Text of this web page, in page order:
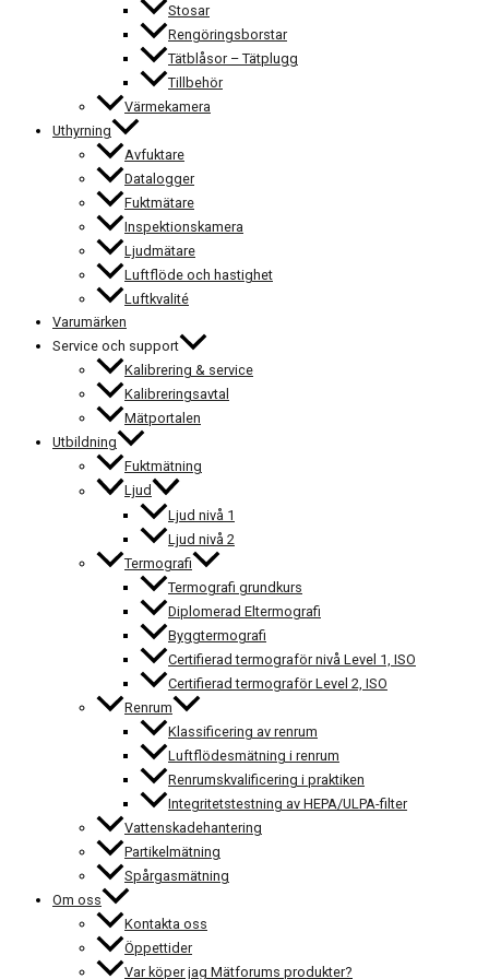
Stosar
Rengöringsborstar
Tätblåsor – Tätplugg
Tillbehör
Värmekamera
Uthyrning
Avfuktare
Datalogger
Fuktmätare
Inspektionskamera
Ljudmätare
Luftflöde och hastighet
Luftkvalité
Varumärken
Service och support
Kalibrering & service
Kalibreringsavtal
Mätportalen
Utbildning
Fuktmätning
Ljud
Ljud nivå 1
Ljud nivå 2
Termografi
Termografi grundkurs
Diplomerad Eltermografi
Byggtermografi
Certifierad termograför nivå Level 1, ISO
Certifierad termograför Level 2, ISO
Renrum
Klassificering av renrum
Luftflödesmätning i renrum
Renrumskvalificering i praktiken
Integritetstestning av HEPA/ULPA-filter
Vattenskadehantering
Partikelmätning
Spårgasmätning
Om oss
Kontakta oss
Öppettider
Var köper jag Mätforums produkter?